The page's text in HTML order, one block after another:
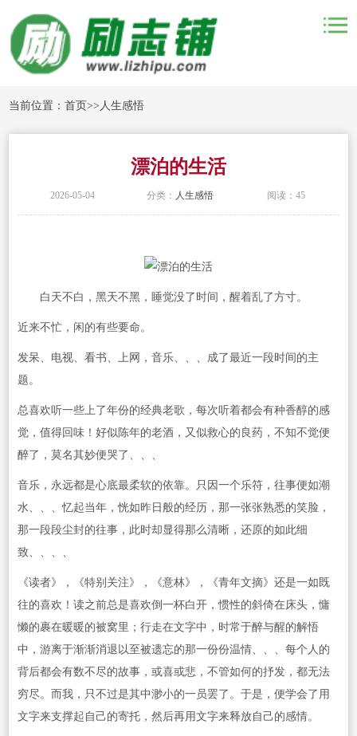
当前位置：首页>> 人生感悟
漂泊的生活
2026-05-04 分类： 人生感悟 阅读：45
白天不白，黑天不黑，睡觉没了时间，醒着乱了方寸。
近来不忙，闲的有些要命。
发呆、电视、看书、上网，音乐、、、成了最近一段时间的主
题。
总喜欢听一些上了年份的经典老歌，每次听着都会有种香醇的感
觉，值得回味！好似陈年的老酒，又似救心的良药，不知不觉便
醉了，莫名其妙便哭了、、、
音乐，永远都是心底最柔软的依靠。只因一个乐符，往事便如潮
水、、、忆起当年，恍如昨日般的经历，那一张张熟悉的笑脸，
那一段段尘封的往事，此时却显得那么清晰，还原的如此细
致、、、、
《读者》，《特别关注》，《意林》，《青年文摘》还是一如既
往的喜欢！读之前总是喜欢倒一杯白开，惯性的斜倚在床头，慵
懒的裹在暖暖的被窝里；行走在文字中，时常于醉与醒的解悟
中，游离于渐渐消退以至被遗忘的那一份份温情、、、每个人的
背后都会有数不尽的故事，或喜或悲，不管如何的抒发，都无法
穷尽。而我，只不过是其中渺小的一员罢了。于是，便学会了用
文字来支撑起自己的寄托，然后再用文字来释放自己的感情。